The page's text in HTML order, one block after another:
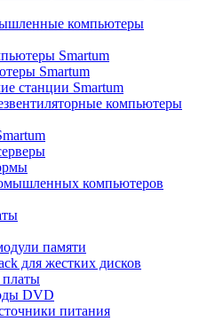
компьютеры
Smartum
Smartum
станции Smartum
компьютеры
компьютеров
памяти
для жестких дисков
DVD
питания